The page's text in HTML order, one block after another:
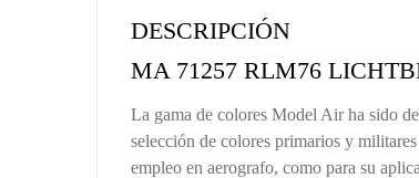
DESCRIPCIÓN
MA 71257 RLM76
La gama de colores Model Air ha sido
selección de colores primarios y
empleo en aerografo, como para su